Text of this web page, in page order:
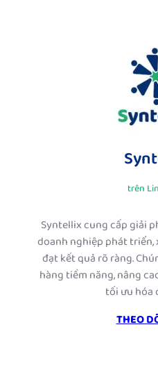
trên
Syntellix cung cấp giải
doanh nghiệp phát
đạt kết quả rõ ràng.
hàng tiềm năng, nâng
tối ưu hóa
THEO